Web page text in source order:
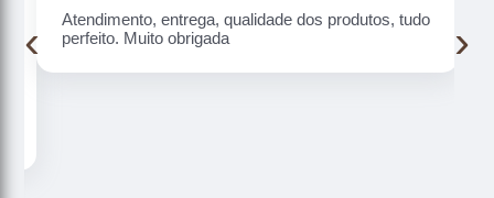
Atendimento, entrega, qualidade dos produtos, tudo
perfeito. Muito obrigada
‹ ›